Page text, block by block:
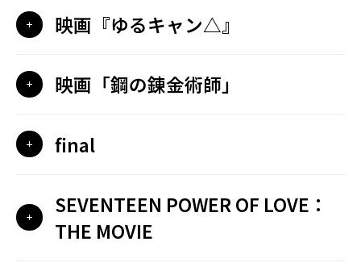
映画『ゆるキャン△』
映画「鋼の錬金術師」
final
SEVENTEEN POWER OF LOVE：
THE MOVIE